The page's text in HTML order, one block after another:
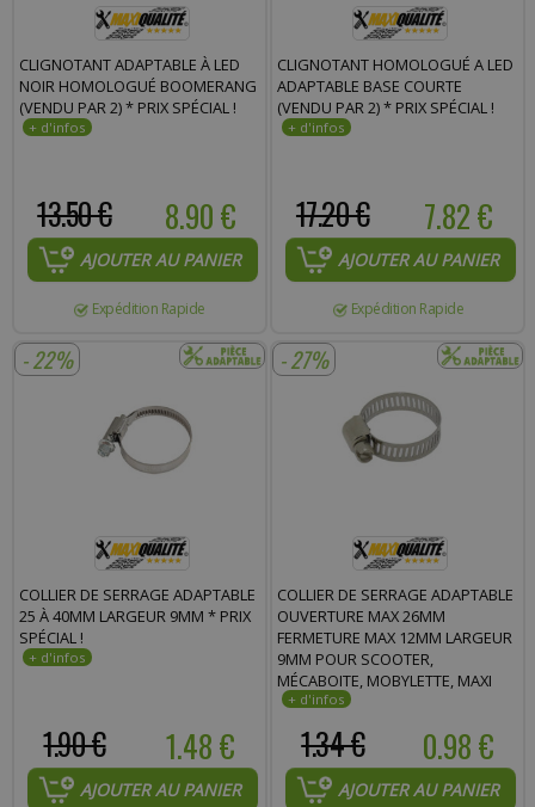
CLIGNOTANT ADAPTABLE À LED
NOIR HOMOLOGUÉ BOOMERANG
(VENDU PAR 2) * PRIX SPÉCIAL !
8.90 €
13.50 €
AJOUTER AU PANIER
Expédition Rapide
CLIGNOTANT HOMOLOGUÉ A LED
ADAPTABLE BASE COURTE
(VENDU PAR 2) * PRIX SPÉCIAL !
7.82 €
17.20 €
AJOUTER AU PANIER
Expédition Rapide
- 22%
COLLIER DE SERRAGE ADAPTABLE
25 À 40MM LARGEUR 9MM * PRIX
SPÉCIAL !
1.48 €
1.90 €
AJOUTER AU PANIER
- 27%
COLLIER DE SERRAGE ADAPTABLE
OUVERTURE MAX 26MM
FERMETURE MAX 12MM LARGEUR
9MM POUR SCOOTER,
MÉCABOITE, MOBYLETTE, MAXI
SCOOTER, MOTO, QUAD
0.98 €
1.34 €
AJOUTER AU PANIER